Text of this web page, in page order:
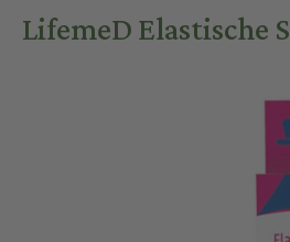
LifemeD Elastische